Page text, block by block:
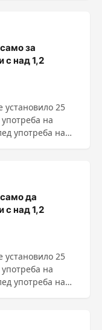
за
с над 1,2
25
на
употреба на
да
с над 1,2
25
на
употреба на